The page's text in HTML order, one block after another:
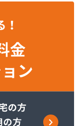
支店 春日井営
営業所